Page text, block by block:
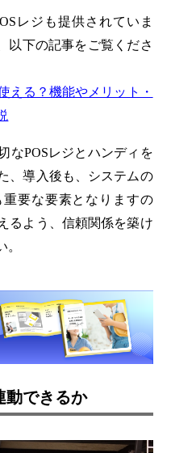
レジも提供されていま
以下の記事をご覧くださ
える？機能やメリット・
なPOSレジとハンディを
、導入後も、システムの
要な要素となりますの
るよう、信頼関係を築け
動できるか